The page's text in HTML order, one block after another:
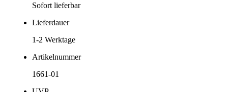
Sofort lieferbar
Lieferdauer
1-2 Werktage
Artikelnummer
1661-01